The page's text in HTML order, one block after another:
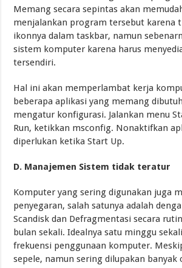
Memang secara sepintas akan
menjalankan program tersebut karena
ikonnya dalam taskbar, namun
sistem komputer karena harus
tersendiri.
Hal ini akan memperlambat kerja
beberapa aplikasi yang memang
mengatur konfigurasi. Jalankan menu
Run, ketikkan msconfig. Nonaktifkan
diperlukan ketika Start Up.
D. Manajemen Sistem tidak teratur
Komputer yang sering digunakan juga
penyegaran, salah satunya adalah
Scandisk dan Defragmentasi secara
bulan sekali. Idealnya satu minggu
frekuensi penggunaan komputer.
sepele, namun sering dilupakan banyak